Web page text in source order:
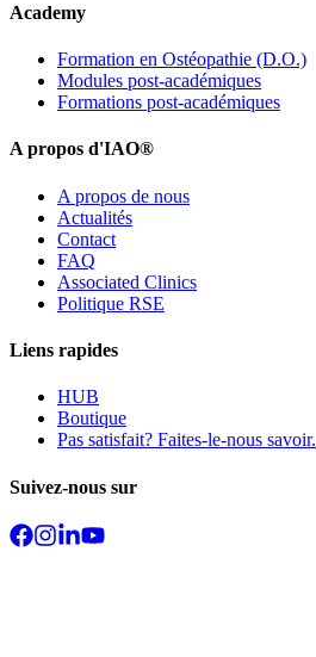
Academy
Formation en Ostéopathie (D.O.)
Modules post-académiques
Formations post-académiques
A propos d'IAO®
A propos de nous
Actualités
Contact
FAQ
Associated Clinics
Politique RSE
Liens rapides
HUB
Boutique
Pas satisfait? Faites-le-nous savoir.
Suivez-nous sur